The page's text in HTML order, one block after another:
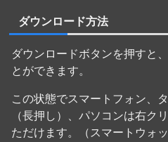
ダウンロード方法
ダウンロードボタンを押すと
とができます。
この状態でスマートフォン、
（長押し）、パソコンは右ク
ただけます。（スマートウォ